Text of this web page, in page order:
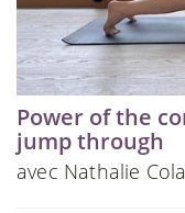
Power of the
jump through
avec Nathalie